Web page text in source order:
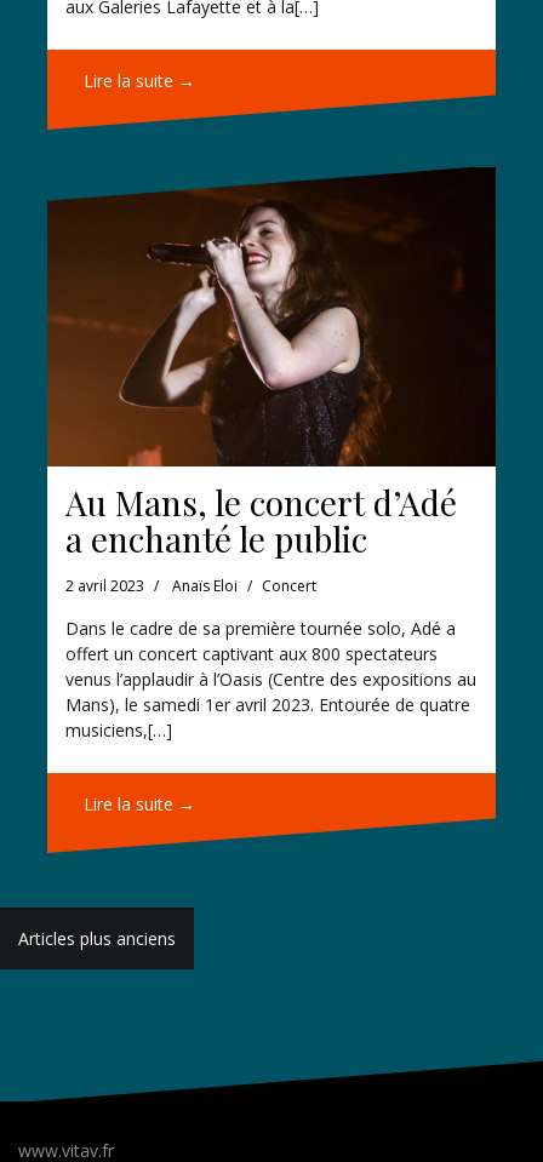
aux Galeries Lafayette et à la[…]
Lire la suite →
Au Mans, le concert d’Adé
a enchanté le public
2 avril 2023 Anaïs Eloi Concert
Dans le cadre de sa première tournée solo, Adé a
offert un concert captivant aux 800 spectateurs
venus l’applaudir à l’Oasis (Centre des expositions au
Mans), le samedi 1er avril 2023. Entourée de quatre
musiciens,[…]
Lire la suite →
Navigation
des
Articles plus anciens
www.vitav.fr